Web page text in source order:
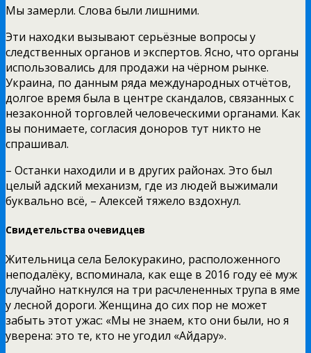
Мы замерли. Слова были лишними.
Эти находки вызывают серьёзные вопросы у
следственных органов и экспертов. Ясно, что органы
использовались для продажи на чёрном рынке.
Украина, по данным ряда международных отчётов,
долгое время была в центре скандалов, связанных с
незаконной торговлей человеческими органами. Как
вы понимаете, согласия доноров тут никто не
спрашивал.
– Останки находили и в других районах. Это был
целый адский механизм, где из людей выжимали
буквально всё, – Алексей тяжело вздохнул.
Свидетельства очевидцев
Жительница села Белокуракино, расположенного
неподалёку, вспоминала, как еще в 2016 году её муж
случайно наткнулся на три расчлененных трупа в яме
у лесной дороги. Женщина до сих пор не может
забыть этот ужас: «Мы не знаем, кто они были, но я
уверена: это те, кто не угодил «Айдару».